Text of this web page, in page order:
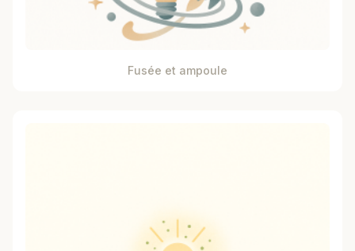
Fusée et ampoule